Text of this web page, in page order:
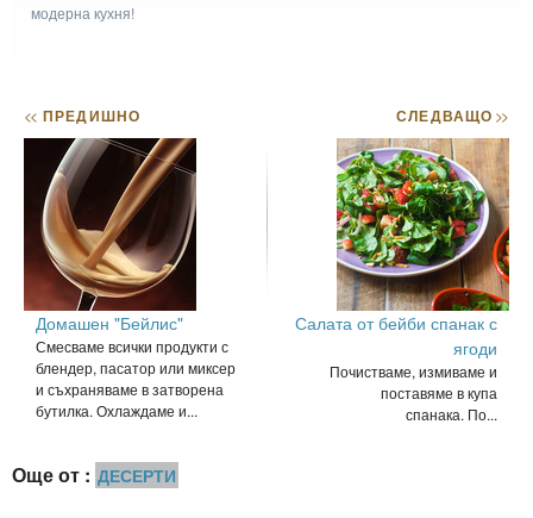
модерна кухня!
<< ПРЕДИШНО
Домашен "Бейлис"
Смесваме всички продукти с
блендер, пасатор или миксер
и съхраняваме в затворена
бутилка. Охлаждаме и...
СЛЕДВАЩО>>
Салата от бейби спанак с
ягоди
Почистваме, измиваме и
поставяме в купа
спанака. По...
Още от : ДЕСЕРТИ